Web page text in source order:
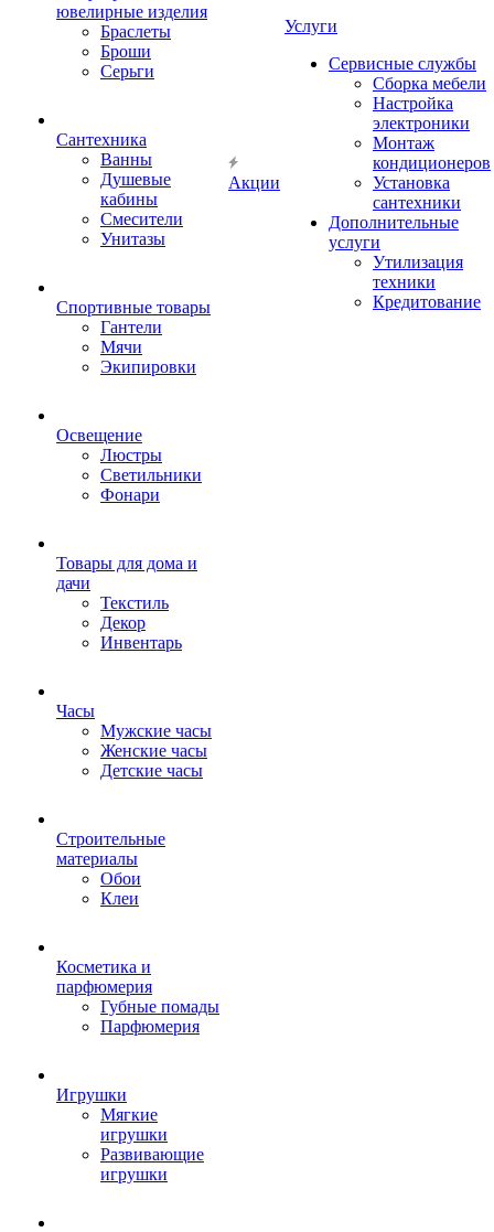
ювелирные изделия
Браслеты
Броши
Серьги
Сантехника
Ванны
Душевые
кабины
Смесители
Унитазы
Спортивные товары
Гантели
Мячи
Экипировки
Освещение
Люстры
Светильники
Фонари
Товары для дома и
дачи
Текстиль
Декор
Инвентарь
Часы
Мужские часы
Женские часы
Детские часы
Строительные
материалы
Обои
Клеи
Косметика и
парфюмерия
Губные помады
Парфюмерия
Игрушки
Мягкие
игрушки
Развивающие
игрушки
Акции
Услуги
Сервисные службы
Сборка мебели
Настройка
электроники
Монтаж
кондиционеров
Установка
сантехники
Дополнительные
услуги
Утилизация
техники
Кредитование